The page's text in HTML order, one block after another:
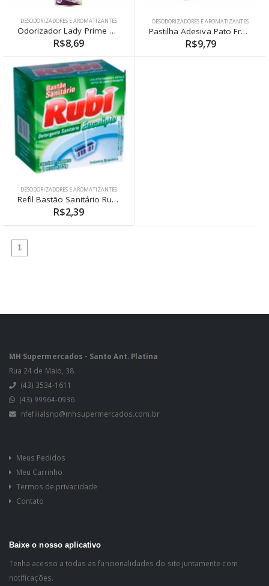
DESODORIZADORES E AROMATIZANTES
Odorizador Lady Prime Lavanda 360ml
R$8,69
DESODORIZADORES E AROMATIZANTES
Pastilha Adesiva Pato Fresh 3 Unidades
R$9,79
DESODORIZADORES E AROMATIZANTES
Refil Bastão Sanitário Rubi Eucalipto 35g
R$2,39
1(atual)
MH Supermercados - Santo Ant. Platina
Rua 24 de Maio, 38
(43) 3534-1611
(43) 99964-0936
nfefilialsnp@mhsupermercados.com.br
Meus Pedidos
Meu Carrinho
Termos de privacidade
Contato
Baixe o nosso aplicativo
Tenha acesso a todas as funcionalidades do site juntamente com
notificações.